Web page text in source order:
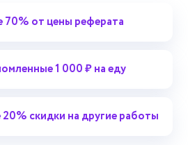
или
В результате
70% от цены реферата
1 000 ₽ на еду
скидки на другие работы